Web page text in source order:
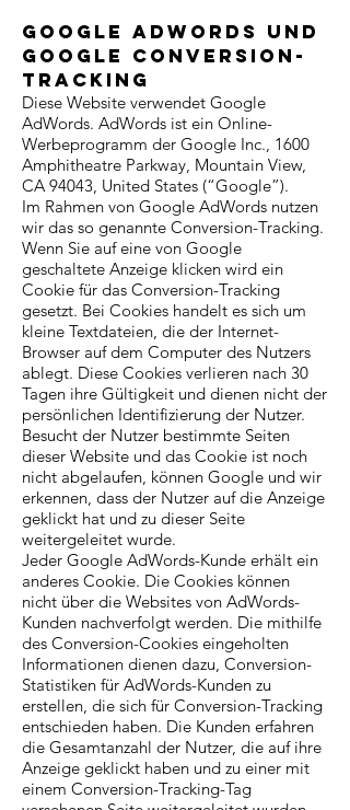
Google AdWords und
Google Conversion-
Tracking
Diese Website verwendet Google
AdWords. AdWords ist ein Online-
Werbeprogramm der Google Inc., 1600
Amphitheatre Parkway, Mountain View,
CA 94043, United States (“Google”).
Im Rahmen von Google AdWords nutzen
wir das so genannte Conversion-Tracking.
Wenn Sie auf eine von Google
geschaltete Anzeige klicken wird ein
Cookie für das Conversion-Tracking
gesetzt. Bei Cookies handelt es sich um
kleine Textdateien, die der Internet-
Browser auf dem Computer des Nutzers
ablegt. Diese Cookies verlieren nach 30
Tagen ihre Gültigkeit und dienen nicht der
persönlichen Identifizierung der Nutzer.
Besucht der Nutzer bestimmte Seiten
dieser Website und das Cookie ist noch
nicht abgelaufen, können Google und wir
erkennen, dass der Nutzer auf die Anzeige
geklickt hat und zu dieser Seite
weitergeleitet wurde.
Jeder Google AdWords-Kunde erhält ein
anderes Cookie. Die Cookies können
nicht über die Websites von AdWords-
Kunden nachverfolgt werden. Die mithilfe
des Conversion-Cookies eingeholten
Informationen dienen dazu, Conversion-
Statistiken für AdWords-Kunden zu
erstellen, die sich für Conversion-Tracking
entschieden haben. Die Kunden erfahren
die Gesamtanzahl der Nutzer, die auf ihre
Anzeige geklickt haben und zu einer mit
einem Conversion-Tracking-Tag